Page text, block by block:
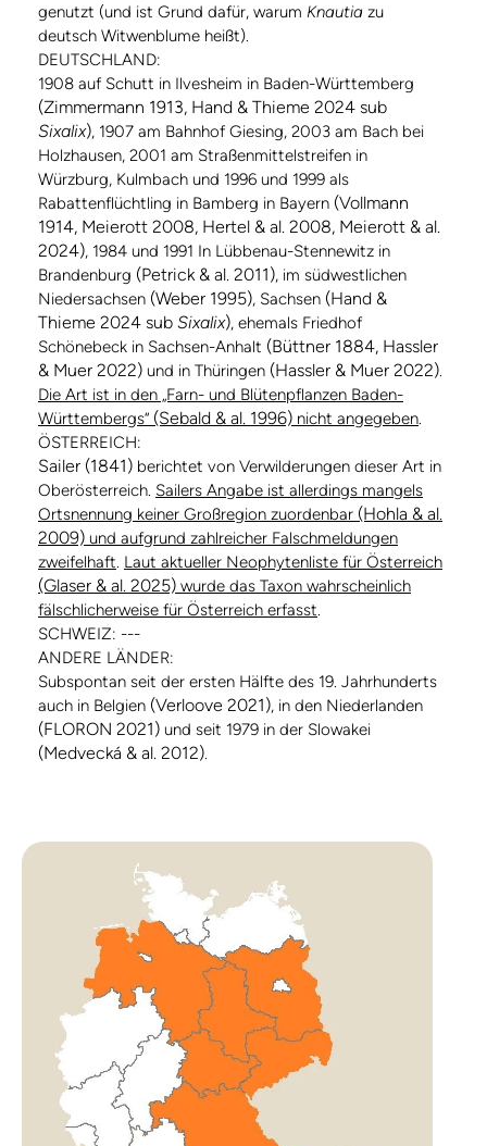
genutzt (und ist Grund dafür, warum Knautia zu
deutsch Witwenblume heißt).
DEUTSCHLAND:
1908 auf Schutt in Ilvesheim in Baden-Württemberg
(Zimmermann 1913, Hand & Thieme 2024 sub
Sixalix), 1907 am Bahnhof Giesing, 2003 am Bach bei
Holzhausen, 2001 am Straßenmittelstreifen in
Würzburg, Kulmbach und 1996 und 1999 als
Rabattenflüchtling in Bamberg in Bayern (Vollmann
1914, Meierott 2008, Hertel & al. 2008, Meierott & al.
2024), 1984 und 1991 In Lübbenau-Stennewitz in
Brandenburg (Petrick & al. 2011), im südwestlichen
Niedersachsen (Weber 1995), Sachsen (Hand &
Thieme 2024 sub Sixalix), ehemals Friedhof
Schönebeck in Sachsen-Anhalt (Büttner 1884, Hassler
& Muer 2022) und in Thüringen (Hassler & Muer 2022).
Die Art ist in den „Farn- und Blütenpflanzen Baden-
Württembergs“ (Sebald & al. 1996) nicht angegeben.
ÖSTERREICH:
Sailer (1841) berichtet von Verwilderungen dieser Art in
Oberösterreich. Sailers Angabe ist allerdings mangels
Ortsnennung keiner Großregion zuordenbar (Hohla & al.
2009) und aufgrund zahlreicher Falschmeldungen
zweifelhaft. Laut aktueller Neophytenliste für Österreich
(Glaser & al. 2025) wurde das Taxon wahrscheinlich
fälschlicherweise für Österreich erfasst.
SCHWEIZ: ---
ANDERE LÄNDER:
Subspontan seit der ersten Hälfte des 19. Jahrhunderts
auch in Belgien (Verloove 2021), in den Niederlanden
(FLORON 2021) und seit 1979 in der Slowakei
(Medvecká & al. 2012).